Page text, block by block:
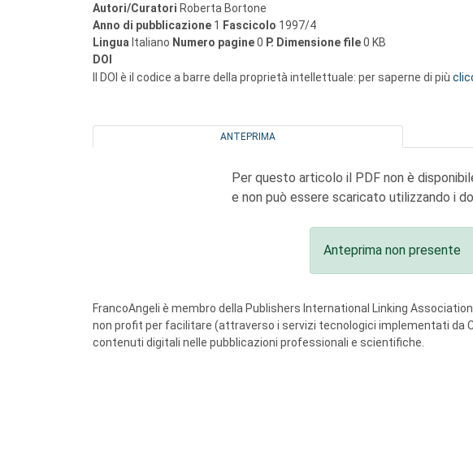
Autori/Curatori Roberta Bortone
Anno di pubblicazione 1 Fascicolo 1997/4
Lingua Italiano Numero pagine0 P. Dimensione file0 KB
DOI
Il DOI è il codice a barre della proprietà intellettuale: per saperne di più
ANTEPRIMA
Per questo articolo il PDF non è
e non può essere scaricato utilizzando i
Anteprima non presente
FrancoAngeli è membro della Publishers International Linking
non profit per facilitare (attraverso i servizi tecnologici implementati da
contenuti digitali nelle pubblicazioni professionali e scientifiche.